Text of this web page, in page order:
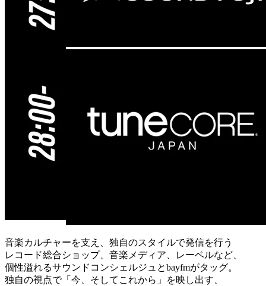
音楽カルチャーを支え、独自のスタイルで発信を行う
レコード総合ショップ、音楽メディア、レーベルなど、
個性溢れるサウンドコンシェルジュとbayfmがタッグ。
独自の視点で「今、そしてこれから」を映し出す、